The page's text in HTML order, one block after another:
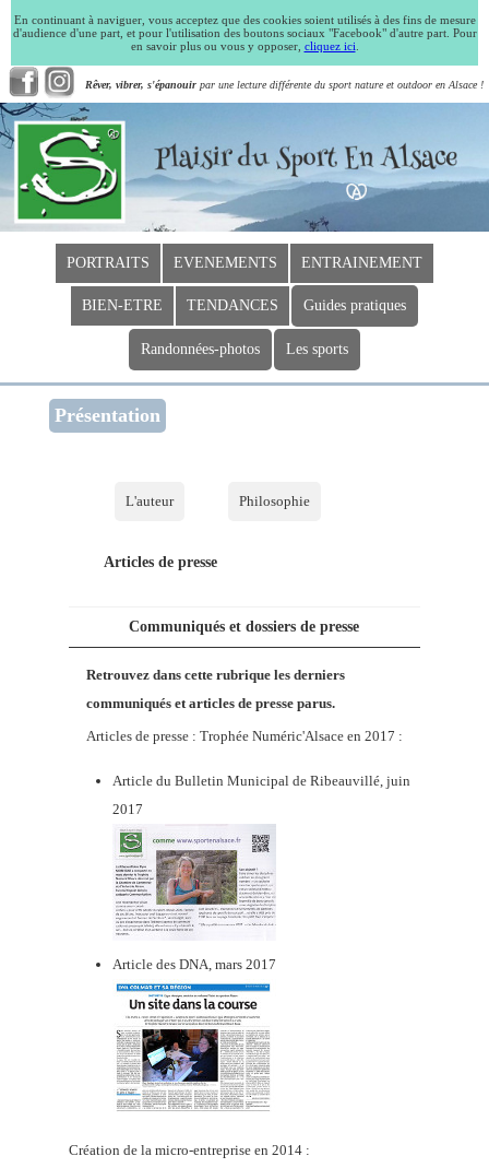
En continuant à naviguer, vous acceptez que des cookies soient utilisés à des fins de mesure
d'audience d'une part, et pour l'utilisation des boutons sociaux "Facebook" d'autre part. Pour
en savoir plus ou vous y opposer, cliquez ici
Rêver, vibrer, s'épanouir par une lecture différente du sport nature et outdoor en Alsace !
PORTRAITS EVENEMENTS ENTRAINEMENT
BIEN-ETRE TENDANCES Guides pratiques
Randonnées-photos Les sports
Présentation
L'auteur Philosophie
Articles de presse
Communiqués et dossiers de presse
Retrouvez dans cette rubrique les derniers
communiqués et articles de presse parus.
Articles de presse : Trophée Numéric'Alsace en 2017 :
Article du Bulletin Municipal de Ribeauvillé, juin
2017
Article des DNA, mars 2017
Création de la micro-entreprise en 2014 :